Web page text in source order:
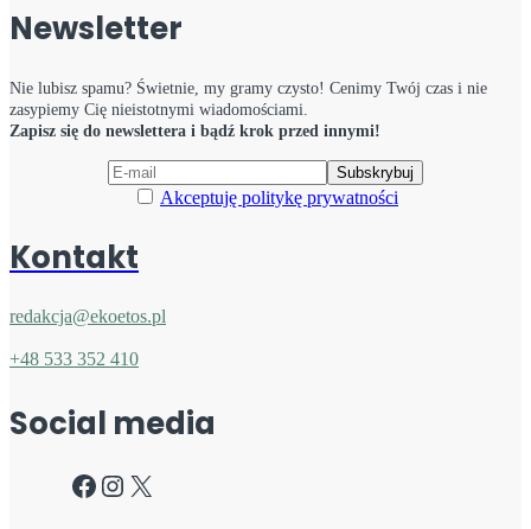
Newsletter
Nie lubisz spamu? Świetnie, my gramy czysto! Cenimy Twój czas i nie
zasypiemy Cię nieistotnymi wiadomościami.
Zapisz się do newslettera i bądź krok przed innymi!
Akceptuję politykę prywatności
Kontakt
redakcja@ekoetos.pl
+48 533 352 410
Social media
Facebook
Instagram
X